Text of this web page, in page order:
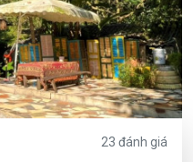
23 đánh giá